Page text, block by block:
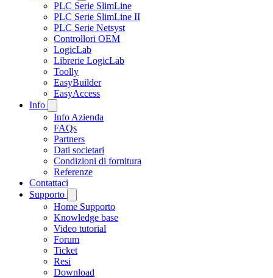
PLC Serie SlimLine
PLC Serie SlimLine II
PLC Serie Netsyst
Controllori OEM
LogicLab
Librerie LogicLab
Toolly
EasyBuilder
EasyAccess
Info
Info Azienda
FAQs
Partners
Dati societari
Condizioni di fornitura
Referenze
Contattaci
Supporto
Home Supporto
Knowledge base
Video tutorial
Forum
Ticket
Resi
Download